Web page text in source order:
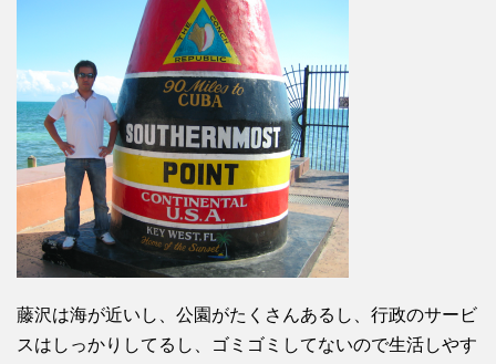
藤沢は海が近いし、公園がたくさんあるし、行政のサービ
スはしっかりしてるし、ゴミゴミしてないので生活しやす